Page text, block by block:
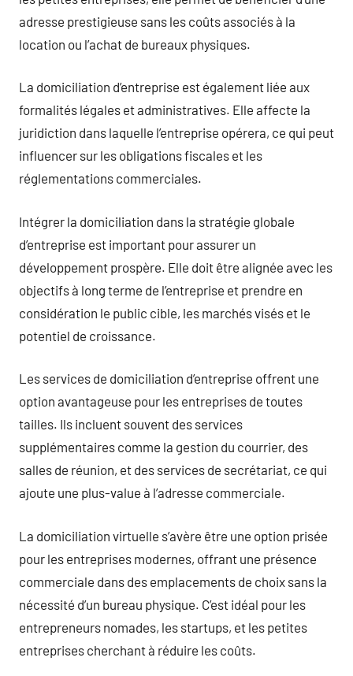
adresse prestigieuse sans les coûts associés à la
location ou l’achat de bureaux physiques.
La domiciliation d’entreprise est également liée aux
formalités légales et administratives. Elle affecte la
juridiction dans laquelle l’entreprise opérera, ce qui peut
influencer sur les obligations fiscales et les
réglementations commerciales.
Intégrer la domiciliation dans la stratégie globale
d’entreprise est important pour assurer un
développement prospère. Elle doit être alignée avec les
objectifs à long terme de l’entreprise et prendre en
considération le public cible, les marchés visés et le
potentiel de croissance.
Les services de domiciliation d’entreprise offrent une
option avantageuse pour les entreprises de toutes
tailles. Ils incluent souvent des services
supplémentaires comme la gestion du courrier, des
salles de réunion, et des services de secrétariat, ce qui
ajoute une plus-value à l’adresse commerciale.
La domiciliation virtuelle s’avère être une option prisée
pour les entreprises modernes, offrant une présence
commerciale dans des emplacements de choix sans la
nécessité d’un bureau physique. C’est idéal pour les
entrepreneurs nomades, les startups, et les petites
entreprises cherchant à réduire les coûts.